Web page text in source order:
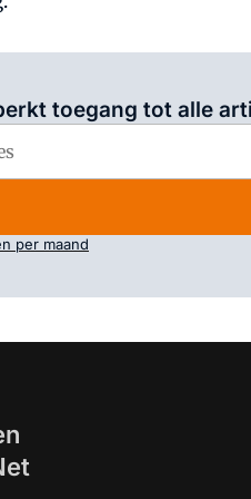
toegang tot alle
per maand